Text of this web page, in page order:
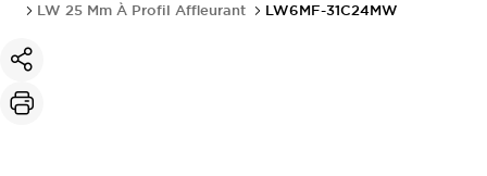
LW 25 Mm À Profil Affleurant
LW6MF-31C24MW